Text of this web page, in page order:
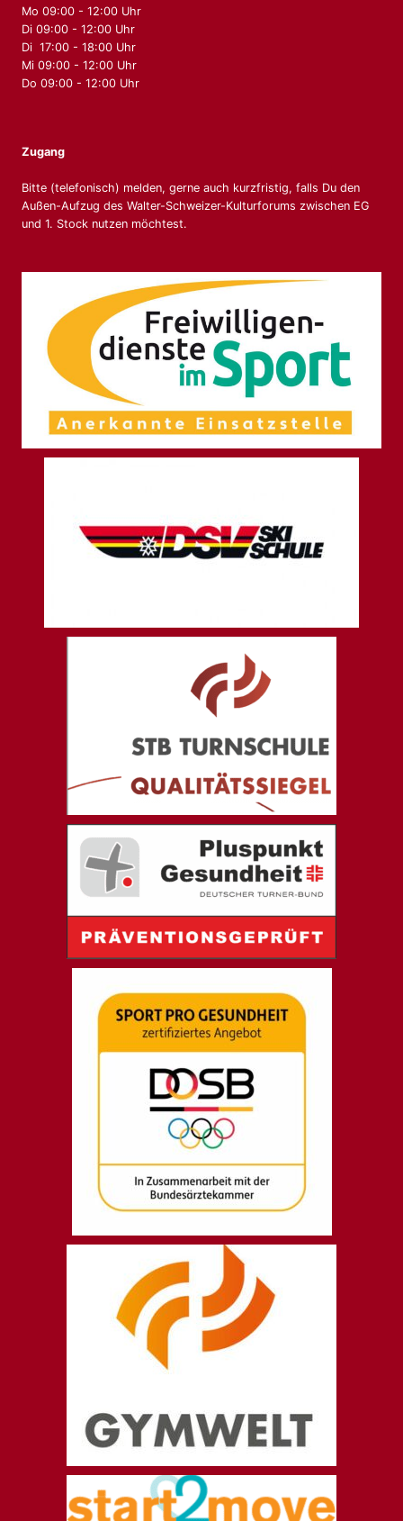
Mo 09:00 - 12:00 Uhr
Di 09:00 - 12:00 Uhr
Di 17:00 - 18:00 Uhr
Mi 09:00 - 12:00 Uhr
Do 09:00 - 12:00 Uhr
Zugang
Bitte (telefonisch) melden, gerne auch kurzfristig, falls Du den
Außen-Aufzug des Walter-Schweizer-Kulturforums zwischen EG
und 1. Stock nutzen möchtest.